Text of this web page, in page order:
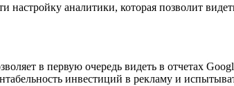
аналитики, которая позволит
в первую очередь видеть в отчетах
инвестиций в рекламу и